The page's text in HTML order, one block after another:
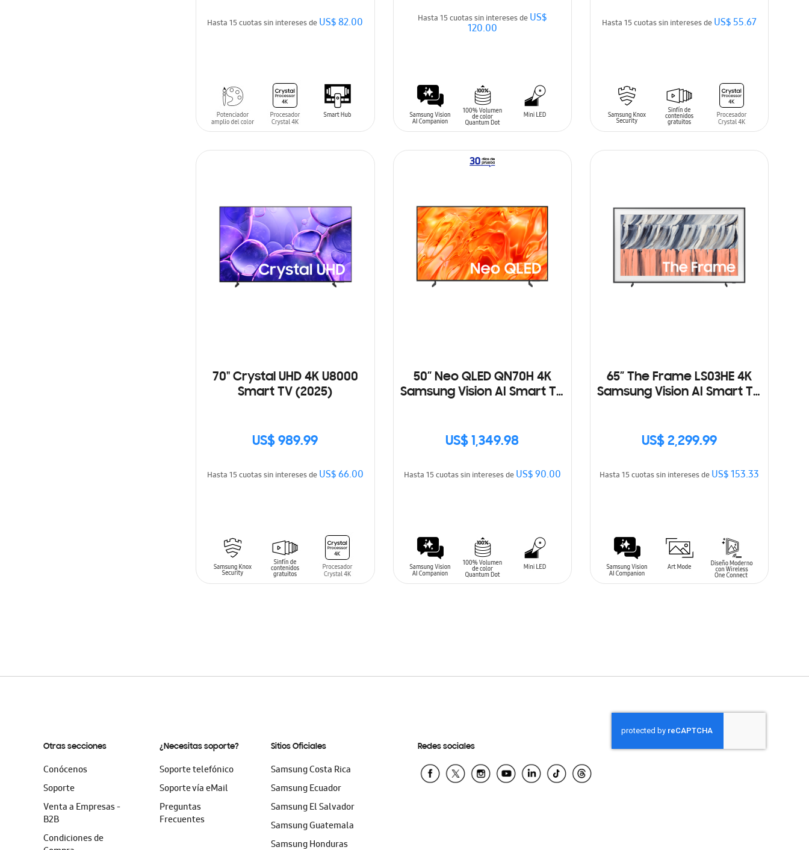
Hasta 15 cuotas sin intereses deUS$ 82.00 Hasta 15 cuotas sin intereses deUS$
120.00
SIN
Hasta 15 cuotas sin intereses deUS$ 55.67
70" Crystal UHD 4K U8000
Smart TV (2025)
US$ 989.99
Hasta 15 cuotas sin intereses deUS$ 66.00
50” Neo QLED QN70H 4K
Samsung Vision AI Smart TV
US$ 1,349.98
Hasta 15 cuotas sin intereses deUS$ 90.00
65” The Frame LS03HE 4K
Samsung Vision AI Smart TV
US$ 2,299.99
Hasta 15 cuotas sin intereses deUS$ 153.33
SIN
Otras secciones
Conócenos
Soporte
Venta a Empresas -
B2B
Condiciones de
¿Necesitas soporte?
Soporte telefónico
Soporte vía eMail
Preguntas
Frecuentes
Sitios Oficiales
Samsung Costa Rica
Samsung Ecuador
Samsung El Salvador
Samsung Guatemala
Samsung Honduras
Redes sociales